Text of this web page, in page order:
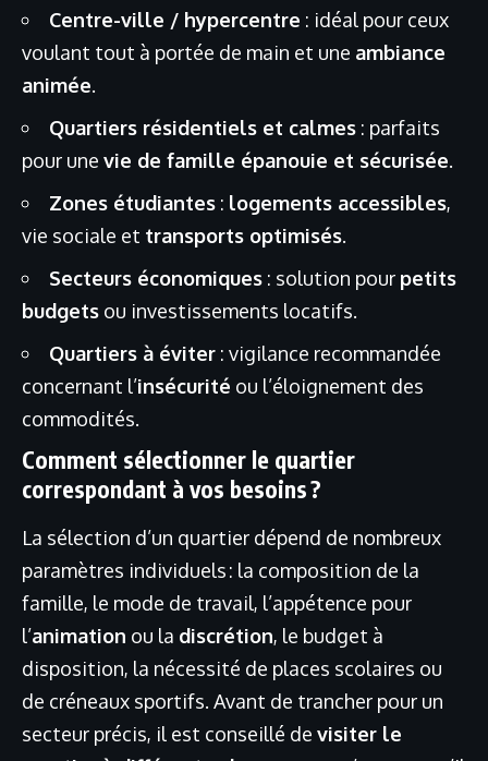
Centre-ville / hypercentre : idéal pour ceux
voulant tout à portée de main et une ambiance
animée.
Quartiers résidentiels et calmes : parfaits
pour une vie de famille épanouie et sécurisée.
Zones étudiantes : logements accessibles,
vie sociale et transports optimisés.
Secteurs économiques : solution pour petits
budgets ou investissements locatifs.
Quartiers à éviter : vigilance recommandée
concernant l’insécurité ou l’éloignement des
commodités.
Comment sélectionner le quartier
correspondant à vos besoins ?
La sélection d’un quartier dépend de nombreux
paramètres individuels : la composition de la
famille, le mode de travail, l’appétence pour
l’animation ou la discrétion, le budget à
disposition, la nécessité de places scolaires ou
de créneaux sportifs. Avant de trancher pour un
secteur précis, il est conseillé de visiter le